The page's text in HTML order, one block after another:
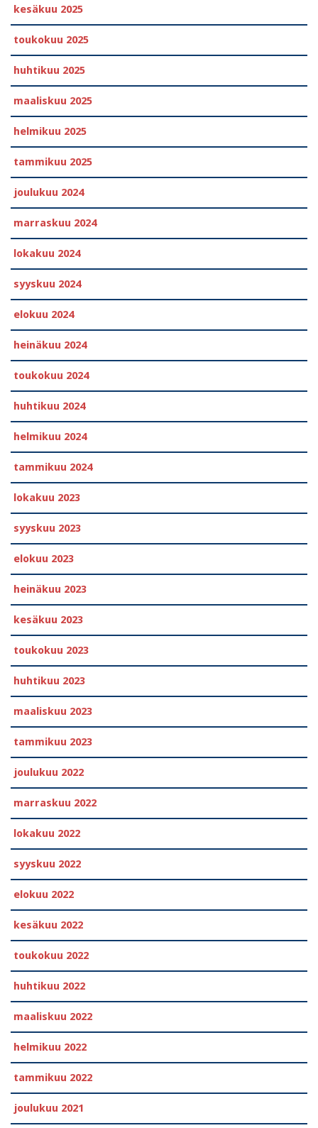
kesäkuu 2025
toukokuu 2025
huhtikuu 2025
maaliskuu 2025
helmikuu 2025
tammikuu 2025
joulukuu 2024
marraskuu 2024
lokakuu 2024
syyskuu 2024
elokuu 2024
heinäkuu 2024
toukokuu 2024
huhtikuu 2024
helmikuu 2024
tammikuu 2024
lokakuu 2023
syyskuu 2023
elokuu 2023
heinäkuu 2023
kesäkuu 2023
toukokuu 2023
huhtikuu 2023
maaliskuu 2023
tammikuu 2023
joulukuu 2022
marraskuu 2022
lokakuu 2022
syyskuu 2022
elokuu 2022
kesäkuu 2022
toukokuu 2022
huhtikuu 2022
maaliskuu 2022
helmikuu 2022
tammikuu 2022
joulukuu 2021